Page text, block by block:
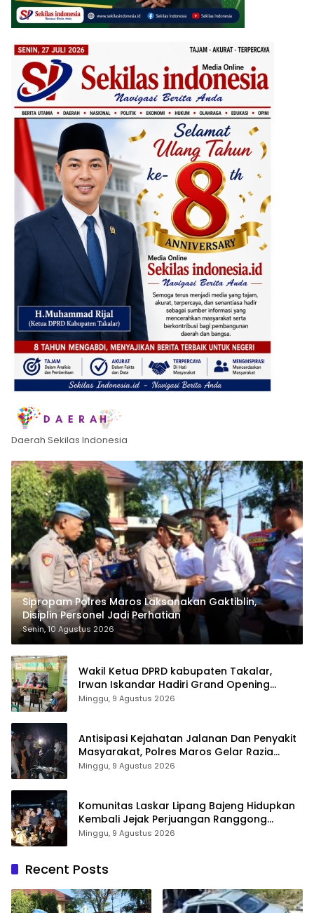
Daerah Sekilas Indonesia
Sipropam Polres Maros Laksanakan Gaktiblin,
Disiplin Personel Jadi Perhatian
Senin, 10 Agustus 2026
Wakil Ketua DPRD kabupaten Takalar,
Irwan Iskandar Hadiri Grand Opening
Rumah sehat Pertama di Takalar, Melayani
Minggu, 9 Agustus 2026
Antisipasi Kejahatan Jalanan Dan Penyakit
Masyarakat, Polres Maros Gelar Razia
Operasi Cipta Kondusif
Minggu, 9 Agustus 2026
Komunitas Laskar Lipang Bajeng Hidupkan
Kembali Jejak Perjuangan Ranggong
Daeng Romo, Wabup Takalar: Apresiasi
Minggu, 9 Agustus 2026
Recent Posts